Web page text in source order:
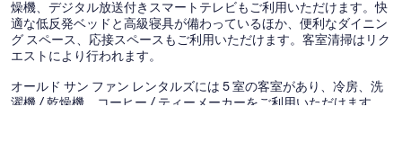
燥機、デジタル放送付きスマートテレビもご利用いただけます。快
適な低反発ベッドと高級寝具が備わっているほか、便利なダイニン
グ スペース、応接スペースもご利用いただけます。客室清掃はリク
エストにより行われます。
オールド サン ファン レンタルズには 5 室の客室があり、冷房、洗
濯機 / 乾燥機、コーヒー / ティーメーカーをご利用いただけます。